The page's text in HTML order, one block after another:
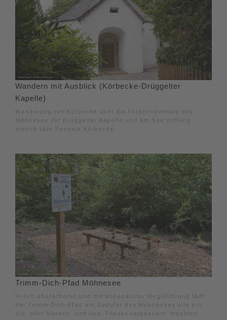
Wandern mit Ausblick (Körbecke-Drüggelter
Kapelle)
Wanderung von Körbecke über die Felder oberhalb des
Möhnesee zur Drüggelter Kapelle und am See entlang
zurück zum Seepark Körbecke.
Trimm-Dich-Pfad Möhnesee
Frisch überarbeitet und mit angepasster Wegeführung lädt
der Trimm-Dich-Pfad am Südufer des Möhnesees alle ein,
die aktiv bleiben und ihre Fitness verbessern möchten.